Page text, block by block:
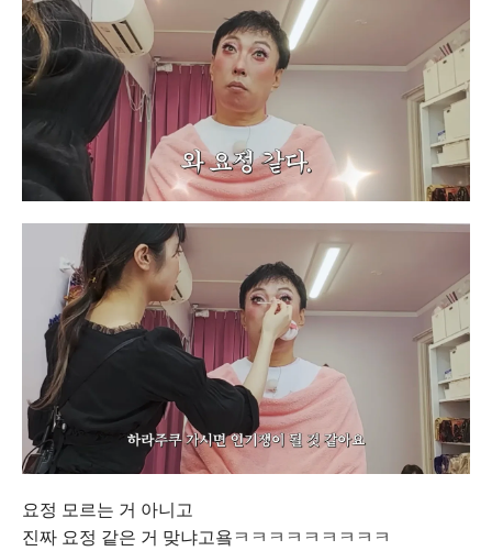
요정 모르는 거 아니고
진짜 요정 같은 거 맞냐고욬ㅋㅋㅋㅋㅋㅋㅋㅋㅋ